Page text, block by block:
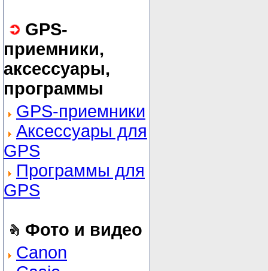
GPS-
приемники,
аксессуары,
программы
GPS-приемники
Аксессуары для
GPS
Программы для
GPS
Фото и видео
Canon